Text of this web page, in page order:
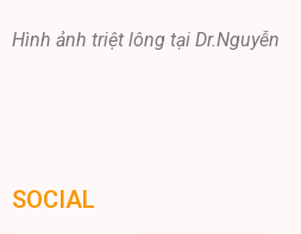
Hình ảnh triệt lông tại Dr.Nguyễn
SOCIAL